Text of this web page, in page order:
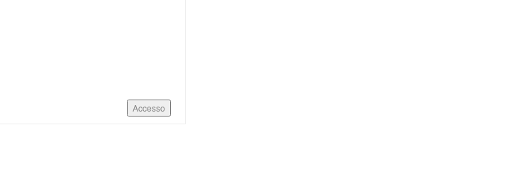
Accesso